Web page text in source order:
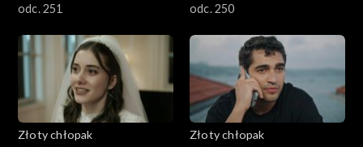
odc. 251
odc. 250
Złoty chłopak
Złoty chłopak